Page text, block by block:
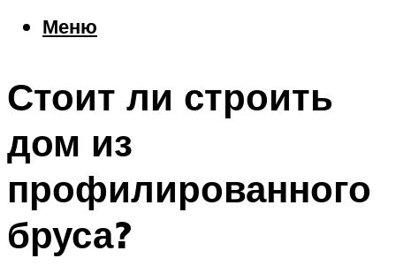
Меню
Стоит ли строить
дом из
профилированного
бруса?